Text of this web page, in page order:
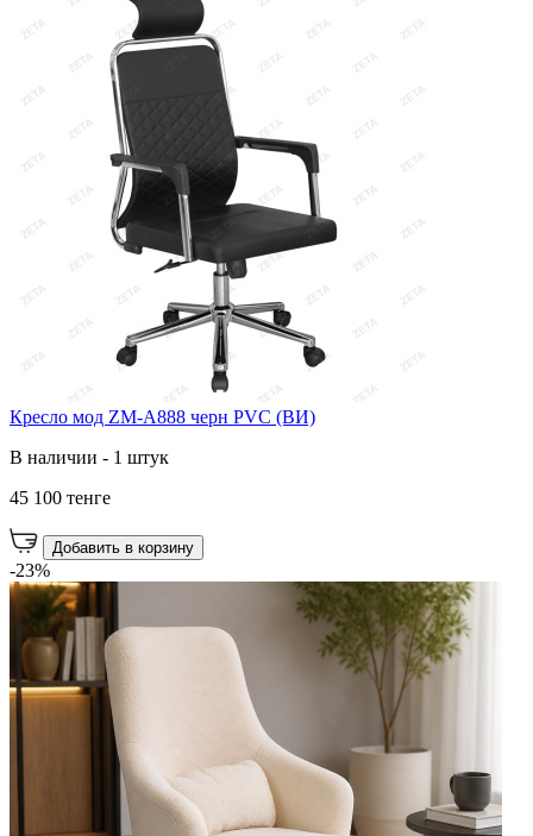
Кресло мод ZM-A888 черн PVC (ВИ)
В наличии - 1 штук
45 100 тенге
Добавить в корзину
-23%